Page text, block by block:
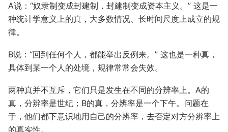
A说：“奴隶制变成封建制，封建制变成资本主义。” 这是一
种统计学意义上的真，大多数情况、长时间尺度上成立的规
律。
B说：“回到任何个人，都能举出反例来。” 这也是一种真，
具体到某一个人的处境，规律常常会失效。
两种真并不互斥，它们只是发生在不同的分辨率上。A的
真，分辨率是世纪；B的真，分辨率是一个下午。问题在
于，他们都下意识地用自己的分辨率，去否定对方分辨率上
的真实性。